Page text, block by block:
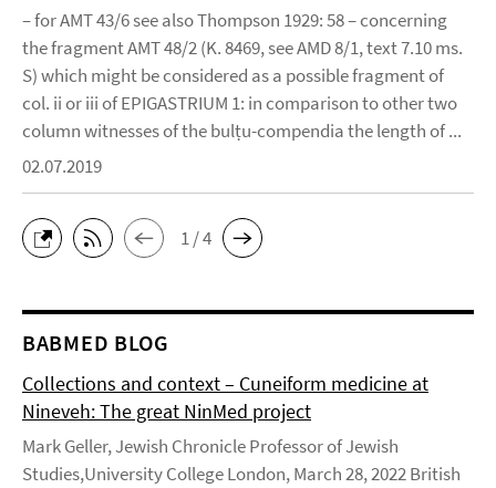
– for AMT 43/6 see also Thompson 1929: 58 – concerning
the fragment AMT 48/2 (K. 8469, see AMD 8/1, text 7.10 ms.
S) which might be considered as a possible fragment of
col. ii or iii of EPIGASTRIUM 1: in comparison to other two
column witnesses of the bulṭu-compendia the length of ...
02.07.2019
1 / 4
BABMED BLOG
Collections and context – Cuneiform medicine at
Nineveh: The great NinMed project
Mark Geller, Jewish Chronicle Professor of Jewish
Studies,University College London, March 28, 2022 British